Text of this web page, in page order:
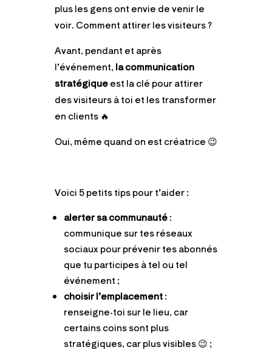
plus les gens ont envie de venir le
voir. Comment attirer les visiteurs ?
Avant, pendant et après
l’événement, la communication
stratégiqueest la clé pour attirer
des visiteurs à toi et les transformer
en clients 🔥
Oui, même quand on est créatrice 😉
Voici 5 petits tips pour t’aider :
alerter sa communauté:
communique sur tes réseaux
sociaux pour prévenir tes abonnés
que tu participes à tel ou tel
événement ;
choisir l’emplacement:
renseigne-toi sur le lieu, car
certains coins sont plus
stratégiques, car plus visibles 😉 ;